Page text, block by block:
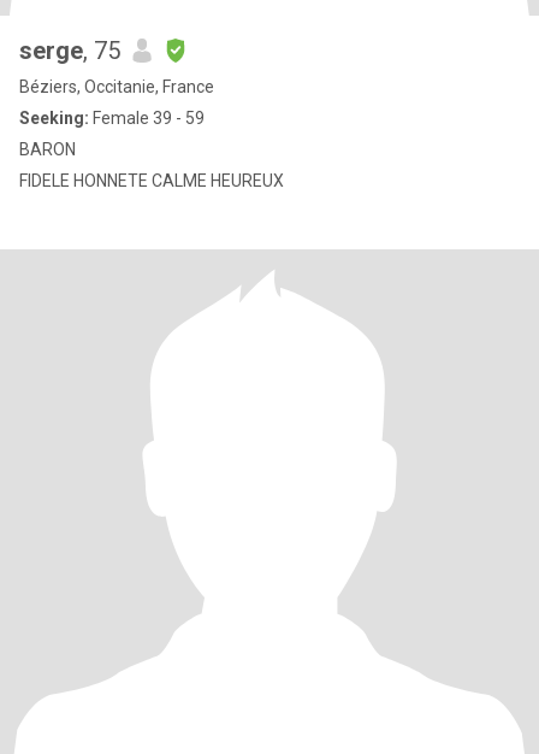
serge, 75
Béziers, Occitanie, France
Seeking: Female 39 - 59
BARON
FIDELE HONNETE CALME HEUREUX